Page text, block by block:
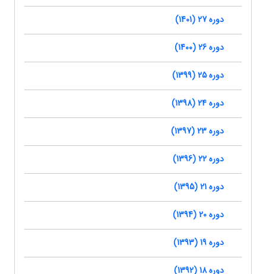
دوره 27 (1401)
دوره 26 (1400)
دوره 25 (1399)
دوره 24 (1398)
دوره 23 (1397)
دوره 22 (1396)
دوره 21 (1395)
دوره 20 (1394)
دوره 19 (1393)
دوره 18 (1392)